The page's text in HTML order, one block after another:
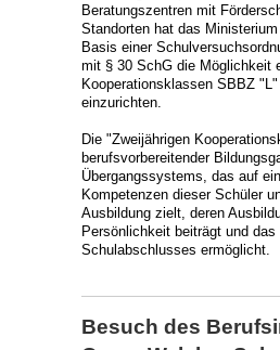
Beratungszentren mit
Standorten hat das
Basis einer
mit § 30 SchG die Möglichkeit
Kooperationsklassen SBBZ
einzurichten.
Die "Zweijährigen
berufsvorbereitender
Übergangssystems, das auf
Kompetenzen dieser Schüler
Ausbildung zielt, deren
Persönlichkeit beiträgt und
Schulabschlusses ermöglicht.
Besuch des